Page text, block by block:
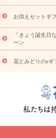
レンジ
レッド
算から探す
お祝い・
お供え・お
悔やみ・5000
やみ・10000円
花キ
彩心理学」で選
転職祝い
バイス
スタ
お供えセットギ
「きょう誕生日
ーン
花とみどりのeギ